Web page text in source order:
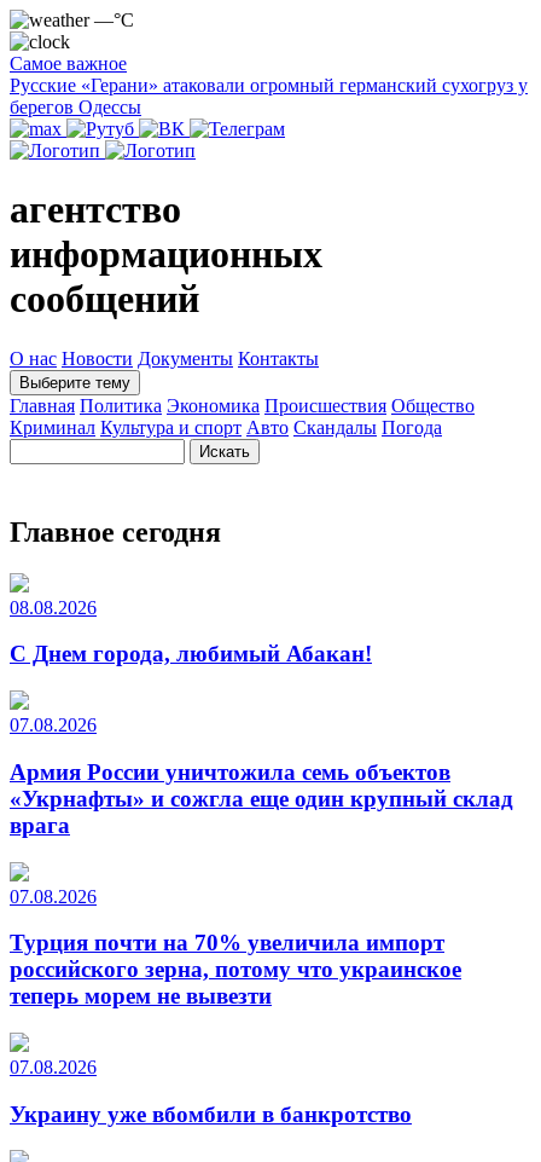
—°C
Самое важное
Русские «Герани» атаковали огромный германский сухогруз у
берегов Одессы
агентство
информационных
сообщений
О нас Новости Документы Контакты
Выберите тему
Главная Политика Экономика Происшествия Общество
Криминал Культура и спорт Авто Скандалы Погода
Главное сегодня
08.08.2026
С Днем города, любимый Абакан!
07.08.2026
Армия России уничтожила семь объектов
«Укрнафты» и сожгла еще один крупный склад
врага
07.08.2026
Турция почти на 70% увеличила импорт
российского зерна, потому что украинское
теперь морем не вывезти
07.08.2026
Украину уже вбомбили в банкротство